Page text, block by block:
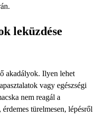
leküzdése
akadályok. Ilyen lehet
vagy egészségi
nem reagál a
türelmesen, lépésről